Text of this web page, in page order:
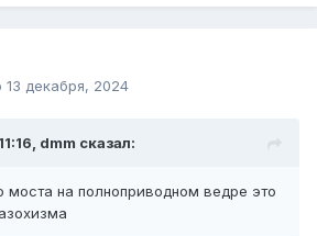
13 декабря, 2024
dmm сказал:
моста на полноприводном ведре это